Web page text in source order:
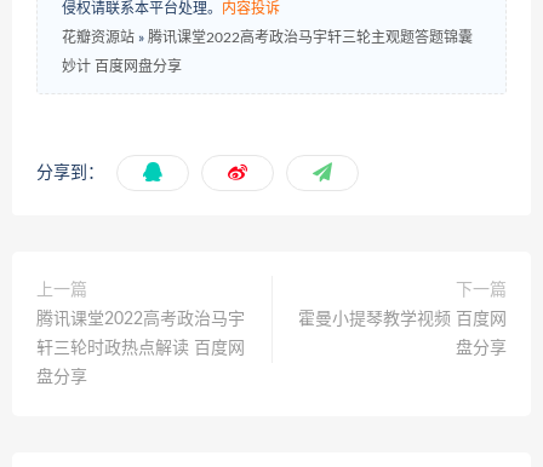
侵权请联系本平台处理。 内容投诉
花瓣资源站 » 腾讯课堂2022高考政治马宇轩三轮主观题答题锦囊
妙计 百度网盘分享
分享到：
上一篇
腾讯课堂2022高考政治马宇
轩三轮时政热点解读 百度网
盘分享
下一篇
霍曼小提琴教学视频 百度网
盘分享